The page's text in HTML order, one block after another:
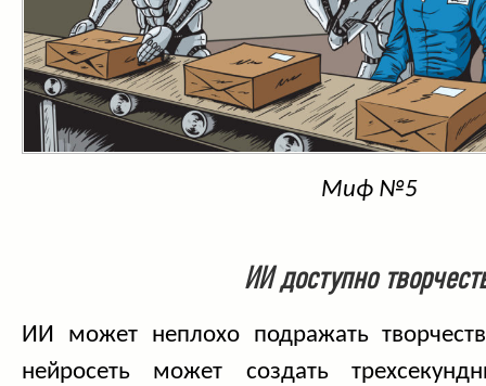
Миф №5
ИИ доступно
ИИ может неплохо подражать
нейросеть может создать